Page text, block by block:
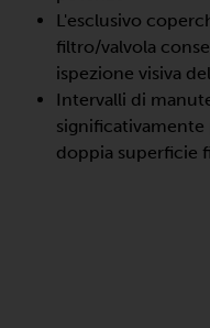
L'esclusivo
filtro/valvola
ispezione visiva
Intervalli di
significativamente
doppia superficie